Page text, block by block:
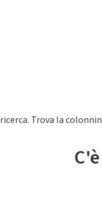
Trova la